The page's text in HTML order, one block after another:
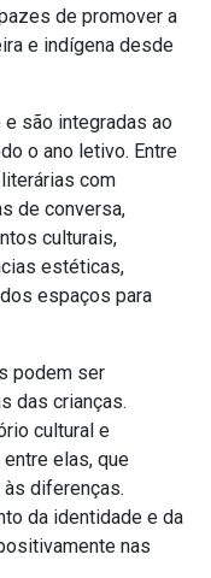
de promover a
e indígena desde
são integradas ao
o ano letivo. Entre
com
de conversa,
culturais,
estéticas,
espaços para
podem ser
das crianças.
cultural e
elas, que
diferenças.
da identidade e da
nas